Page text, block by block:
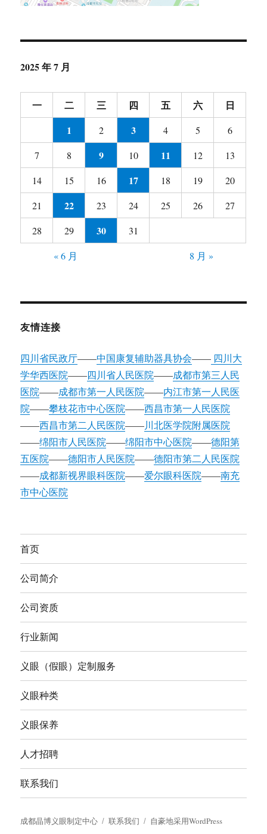
2025 年 7 月
一 二 三 四 五 六
日
1
2 3 4 5
6
7
8 9 10 11 12
13
14
15 16 17 18 19
20
21
22 23 24 25 26
27
28
29 30
31
« 6 月
8 月 »
友情连接
四川省民政厅——中国康复辅助器具协会—— 四川大
学华西医院——四川省人民医院——成都市第三人民
医院——成都市第一人民医院——内江市第一人民医
院——攀枝花市中心医院——西昌市第一人民医院
——西昌市第二人民医院——川北医学院附属医院
——绵阳市人民医院——绵阳市中心医院——德阳第
五医院——德阳市人民医院——德阳市第二人民医院
——成都新视界眼科医院——爱尔眼科医院——南充
市中心医院
首页
公司简介
公司资质
行业新闻
义眼（假眼）定制服务
义眼种类
义眼保养
人才招聘
联系我们
成都晶博义眼制定中心 联系我们 自豪地采用WordPress